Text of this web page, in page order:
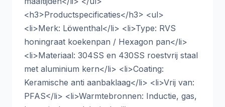
<h3>Productspecificaties</h3> <ul>
<li>Merk: Löwenthal</li> <li>Type: RVS
honingraat koekenpan / Hexagon pan</li>
<li>Materiaal: 304SS en 430SS roestvrij staal
met aluminium kern</li> <li>Coating:
Keramische anti aanbaklaag</li> <li>Vrij van:
PFAS</li> <li>Warmtebronnen: Inductie, gas,